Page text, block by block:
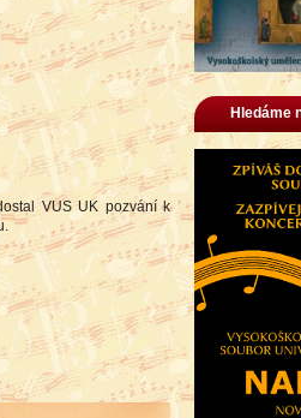
VUS UK pozvání k
Hledáme